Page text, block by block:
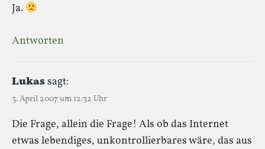
Ja.
Antworten
Lukassagt:
3. April 2007 um 12:32 Uhr
Die Frage, allein die Frage! Als ob das Internet
etwas lebendiges, unkontrollierbares wäre, das aus